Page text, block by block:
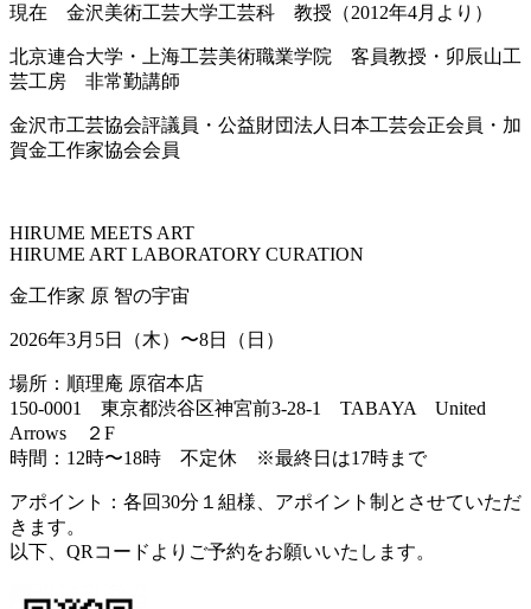
現在 金沢美術工芸大学工芸科 教授（2012年4月より）
北京連合大学・上海工芸美術職業学院 客員教授・卯辰山工
芸工房 非常勤講師
金沢市工芸協会評議員・公益財団法人日本工芸会正会員・加
賀金工作家協会会員
HIRUME MEETS ART
HIRUME ART LABORATORY CURATION
金工作家 原 智の宇宙
2026年3月5日（木）〜8日（日）
場所：順理庵 原宿本店
150-0001 東京都渋谷区神宮前3-28-1 TABAYA United
Arrows ２F
時間：12時〜18時 不定休 ※最終日は17時まで
アポイント：各回30分１組様、アポイント制とさせていただ
きます。
以下、QRコードよりご予約をお願いいたします。